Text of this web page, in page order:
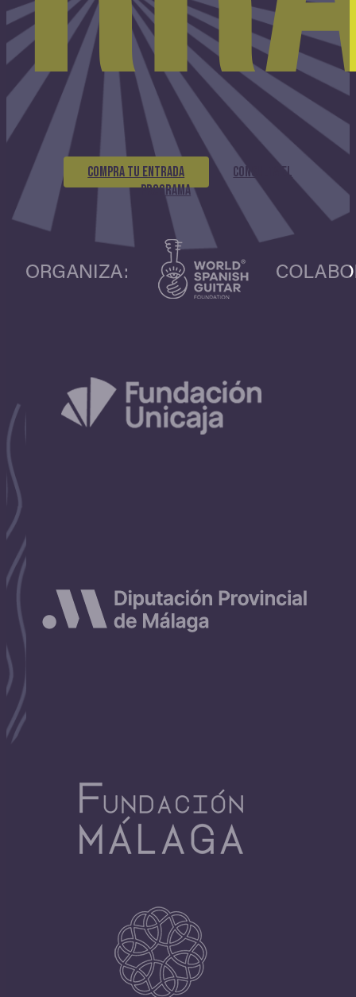
COMPRA TU ENTRADA
CONSULTA EL
PROGRAMA